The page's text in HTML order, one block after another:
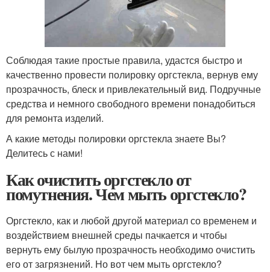
Соблюдая такие простые правила, удастся быстро и
качественно провести полировку оргстекла, вернув ему
прозрачность, блеск и привлекательный вид. Подручные
средства и немного свободного времени понадобиться
для ремонта изделий.
А какие методы полировки оргстекла знаете Вы?
Делитесь с нами!
Как очистить оргстекло от
помутнения. Чем мыть оргстекло?
Оргстекло, как и любой другой материал со временем и
воздействием внешней среды пачкается и чтобы
вернуть ему былую прозрачность необходимо очистить
его от загрязнений. Но вот чем мыть оргстекло?